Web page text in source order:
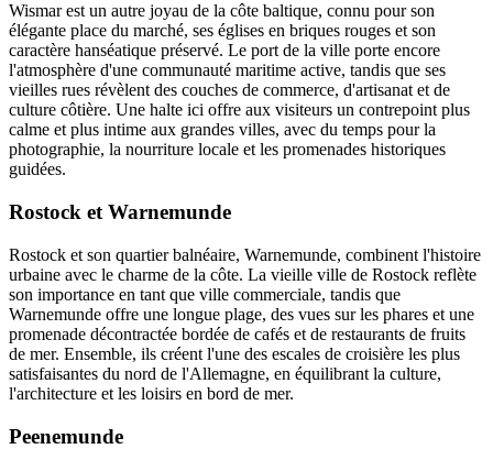
Wismar est un autre joyau de la côte baltique, connu pour son
élégante place du marché, ses églises en briques rouges et son
caractère hanséatique préservé. Le port de la ville porte encore
l'atmosphère d'une communauté maritime active, tandis que ses
vieilles rues révèlent des couches de commerce, d'artisanat et de
culture côtière. Une halte ici offre aux visiteurs un contrepoint plus
calme et plus intime aux grandes villes, avec du temps pour la
photographie, la nourriture locale et les promenades historiques
guidées.
Rostock et Warnemunde
Rostock et son quartier balnéaire, Warnemunde, combinent l'histoire
urbaine avec le charme de la côte. La vieille ville de Rostock reflète
son importance en tant que ville commerciale, tandis que
Warnemunde offre une longue plage, des vues sur les phares et une
promenade décontractée bordée de cafés et de restaurants de fruits
de mer. Ensemble, ils créent l'une des escales de croisière les plus
satisfaisantes du nord de l'Allemagne, en équilibrant la culture,
l'architecture et les loisirs en bord de mer.
Peenemunde